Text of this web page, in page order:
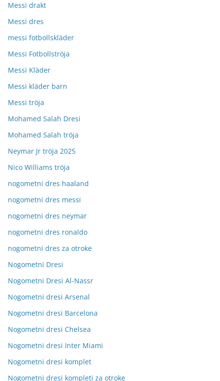
Messi drakt
Messi dres
messi fotbollskläder
Messi Fotbollströja
Messi Kläder
Messi kläder barn
Messi tröja
Mohamed Salah Dresi
Mohamed Salah tröja
Neymar Jr tröja 2025
Nico Williams tröja
nogometni dres haaland
nogometni dres messi
nogometni dres neymar
nogometni dres ronaldo
nogometni dres za otroke
Nogometni Dresi
Nogometni Dresi Al-Nassr
Nogometni dresi Arsenal
Nogometni dresi Barcelona
Nogometni dresi Chelsea
Nogometni dresi Inter Miami
Nogometni dresi komplet
Nogometni dresi kompleti za otroke